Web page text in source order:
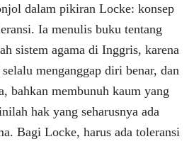
dalam pikiran Locke: konsep
Ia menulis buku tentang
sistem agama di Inggris, karena
menganggap diri benar, dan
bahkan membunuh kaum yang
hak yang seharusnya ada
Bagi Locke, harus ada toleransi